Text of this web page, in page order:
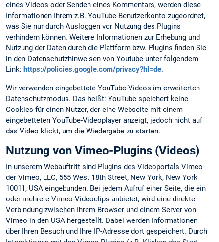
eines Videos oder Senden eines Kommentars, werden diese
Informationen Ihrem z.B. YouTube-Benutzerkonto zugeordnet,
was Sie nur durch Ausloggen vor Nutzung des Plugins
verhindern können. Weitere Informationen zur Erhebung und
Nutzung der Daten durch die Plattform bzw. Plugins finden Sie
in den Datenschutzhinweisen von Youtube unter folgendem
Link: https://policies.google.com/privacy?hl=de.
Wir verwenden eingebettete YouTube-Videos im erweiterten
Datenschutzmodus. Das heißt: YouTube speichert keine
Cookies für einen Nutzer, der eine Webseite mit einem
eingebetteten YouTube-Videoplayer anzeigt, jedoch nicht auf
das Video klickt, um die Wiedergabe zu starten.
Nutzung von Vimeo-Plugins (Videos)
In unserem Webauftritt sind Plugins des Videoportals Vimeo
der Vimeo, LLC, 555 West 18th Street, New York, New York
10011, USA eingebunden. Bei jedem Aufruf einer Seite, die ein
oder mehrere Vimeo-Videoclips anbietet, wird eine direkte
Verbindung zwischen Ihrem Browser und einem Server von
Vimeo in den USA hergestellt. Dabei werden Informationen
über Ihren Besuch und Ihre IP-Adresse dort gespeichert. Durch